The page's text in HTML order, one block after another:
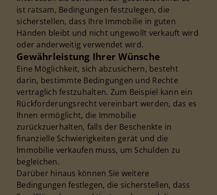
ist ratsam, Bedingungen festzulegen, die
sicherstellen, dass Ihre Immobilie in guten
Händen bleibt und nicht ungewollt verkauft wird
oder anderweitig verwendet wird.
Gewährleistung Ihrer Wünsche
Eine Möglichkeit, sich abzusichern, besteht
darin, bestimmte Bedingungen und Rechte
vertraglich festzuhalten. Zum Beispiel kann ein
Rückforderungsrecht vereinbart werden, das es
Ihnen ermöglicht, die Immobilie
zurückzuerhalten, falls der Beschenkte in
finanzielle Schwierigkeiten gerät und die
Immobilie verkaufen muss, um Schulden zu
begleichen.
Darüber hinaus können Sie weitere
Bedingungen festlegen, die sicherstellen, dass